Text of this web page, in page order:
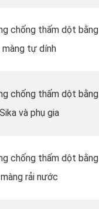
chống thấm dột bằng
màng tự dính
chống thấm dột bằng
Sika và phụ gia
chống thấm dột bằng
màng rải nước